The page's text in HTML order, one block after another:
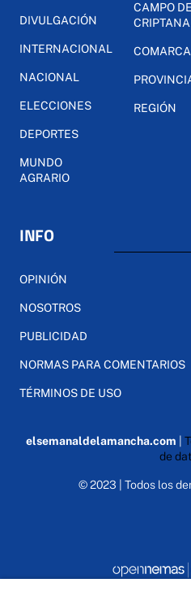
DIVULGACIÓN
INTERNACIONAL
NACIONAL
ELECCIONES
DEPORTES
MUNDO
AGRARIO
CAMPO DE
CRIPTANA
COMARCA
REGIÓN
INFO
OPINIÓN
NOSOTROS
PUBLICIDAD
NORMAS PARA COMENTARIOS
TÉRMINOS DE USO
elsemanaldelamancha.com
de
© 2023 | Todos los